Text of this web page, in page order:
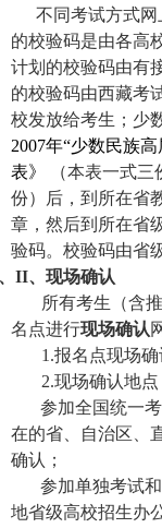
不同考试方式
的校验码是由各高
计划的校验码由有
的校验码由西藏考
校发放给考生；少
2007年“少数民族
表》
（本表一式
份）后，到所在省
章，然后到所在省
验码。校验码由省
II、现场确认
所有考生（含
名点进行现场确认
1.报名点现场确
2.现场确认地点
参加全国统一
在的省、自治区、
确认；
参加单独考试
地省级高校招生办